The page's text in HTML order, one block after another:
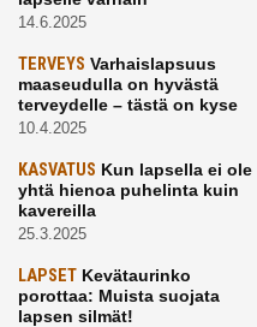
14.6.2025
TERVEYS Varhaislapsuus
maaseudulla on hyvästä
terveydelle – tästä on kyse
10.4.2025
KASVATUS Kun lapsella ei ole
yhtä hienoa puhelinta kuin
kavereilla
25.3.2025
LAPSET Kevätaurinko
porottaa: Muista suojata
lapsen silmät!